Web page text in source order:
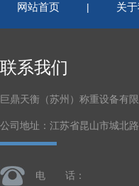
网站首页 | 关
联系我们
巨鼎天衡（苏州）称重设备有限
公司地址：江苏省昆山市城北
电 话：